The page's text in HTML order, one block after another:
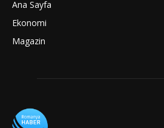
Ana Sayfa
Ekonomi
Magazin